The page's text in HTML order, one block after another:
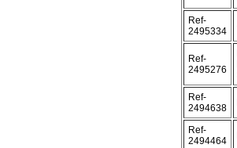
Ref-
2495334
Ref-
2495276
Ref-
2494638
Ref-
2494464